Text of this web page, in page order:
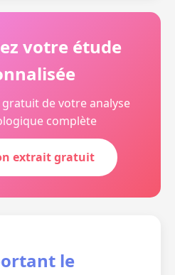
votre étude
de votre analyse
complète
extrait gratuit
le